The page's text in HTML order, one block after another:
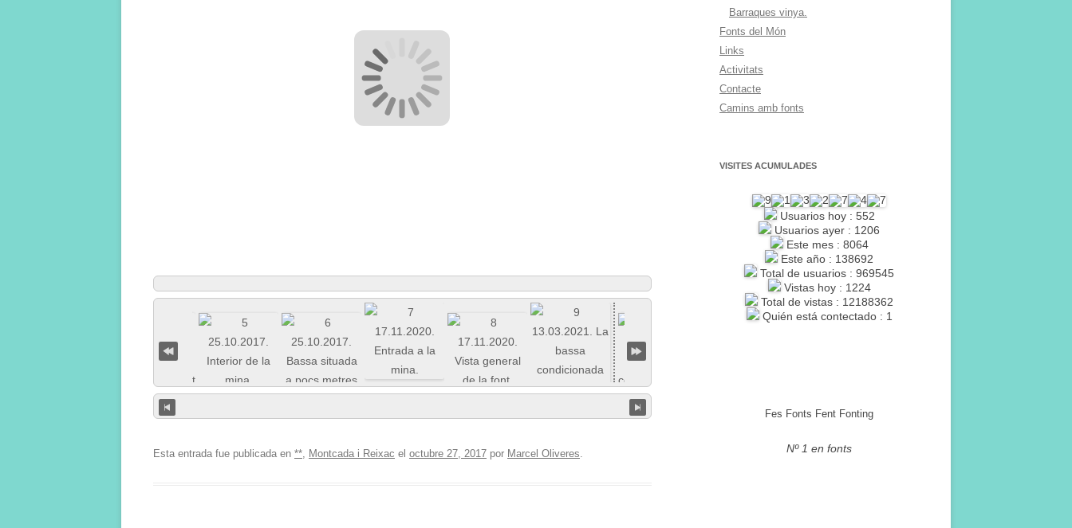
Esta entrada fue publicada en **, Montcada i Reixac el octubre 27, 2017 por Marcel Oliveres.
Barraques vinya.
Fonts del Món
Links
Activitats
Contacte
Camins amb fonts
VISITES ACUMULADES
Usuarios hoy : 552
Usuarios ayer : 1206
Este mes : 8064
Este año : 138692
Total de usuarios : 969545
Vistas hoy : 1224
Total de vistas : 12188362
Quién está contectado : 1
Fes Fonts Fent Fonting
Nº 1 en fonts